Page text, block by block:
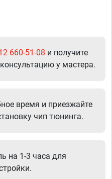
660-51-08 и получите
у мастера.
время и приезжайте
чип тюнинга.
на 1-3 часа для